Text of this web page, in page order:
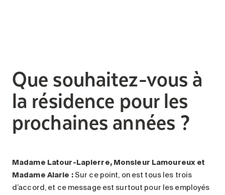
Que souhaitez-vous à
la résidence pour les
prochaines années ?
Madame Latour-Lapierre, Monsieur Lamoureux et
Madame Alarie :Sur ce point, on est tous les trois
d’accord, et ce message est surtout pour les employés